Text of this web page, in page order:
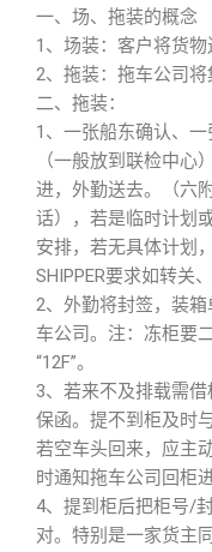
一、场、拖装的概念
1、场装：客户将货物
2、拖装：拖车公司将
二、拖装：
1、一张船东确认、
（一般放到联检中心
进，外勤送去。（六
话），若是临时计划
安排，若无具体计划
SHIPPER要求如转关
2、外勤将封签，装
车公司。注：冻柜要
“12F”。
3、若来不及排载需
保函。提不到柜及时
若空车头回来，应主
时通知拖车公司回柜进
4、提到柜后把柜号/
对。特别是一家货主